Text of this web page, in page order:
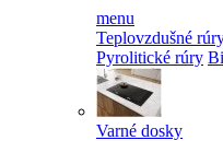
menu
Teplovzdušné
Pyrolitické rúry
Varné dosky